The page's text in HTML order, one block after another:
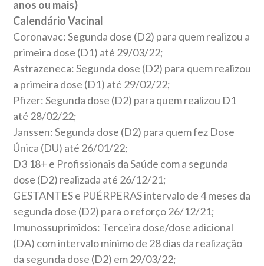
anos ou mais)
Calendário Vacinal
Coronavac: Segunda dose (D2) para quem realizou a
primeira dose (D1) até 29/03/22;
Astrazeneca: Segunda dose (D2) para quem realizou
a primeira dose (D1) até 29/02/22;
Pfizer: Segunda dose (D2) para quem realizou D1
até 28/02/22;
Janssen: Segunda dose (D2) para quem fez Dose
Única (DU) até 26/01/22;
D3 18+ e Profissionais da Saúde com a segunda
dose (D2) realizada até 26/12/21;
GESTANTES e PUÉRPERAS intervalo de 4 meses da
segunda dose (D2) para o reforço 26/12/21;
Imunossuprimidos: Terceira dose/dose adicional
(DA) com intervalo mínimo de 28 dias da realização
da segunda dose (D2) em 29/03/22;